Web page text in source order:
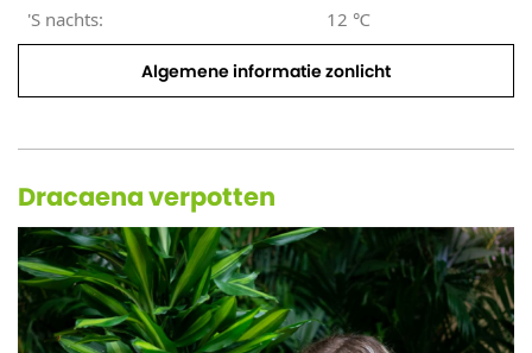
'S nachts: 12 ℃
Algemene informatie zonlicht
Dracaena verpotten